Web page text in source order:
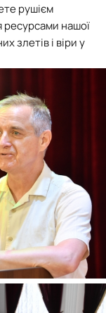
рушієм
ресурсами нашої
злетів і віри у